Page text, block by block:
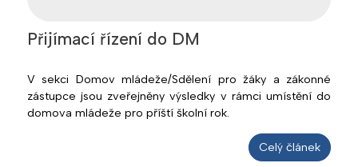
Přijímací řízení do DM
V sekci Domov mládeže/Sdělení pro žáky a zákonné
zástupce jsou zveřejněny výsledky v rámci umístění do
domova mládeže pro příští školní rok.
Celý článek